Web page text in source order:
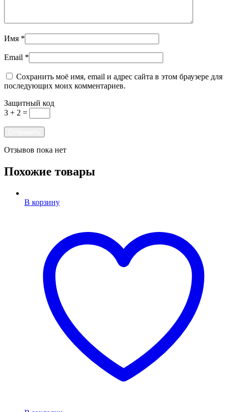
Имя *
Email *
Сохранить моё имя, email и адрес сайта в этом браузере для
последующих моих комментариев.
Защитный код
3 + 2 =
Отзывов пока нет
Похожие товары
В корзину